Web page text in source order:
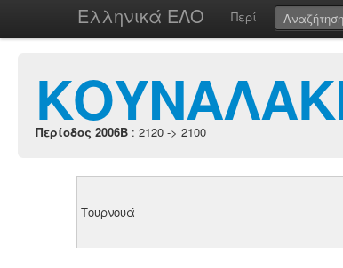
Ελληνικά ΕΛΟ Περί
Περίοδος 2006B : 2120 -> 2100
Τουρνουά